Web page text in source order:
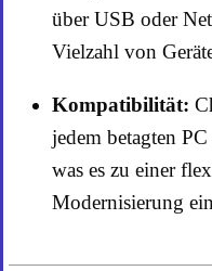
über USB oder
Vielzahl von
Kompatibilität:
jedem betagten
was es zu einer
Modernisierung